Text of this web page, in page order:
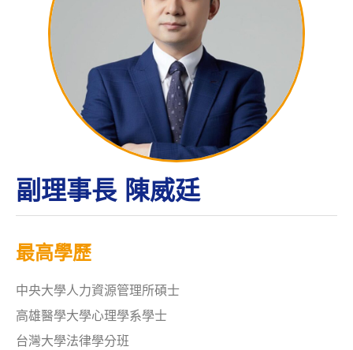
副理事長 陳威廷
最高學歷
中央大學人力資源管理所碩士
高雄醫學大學心理學系學士
台灣大學法律學分班